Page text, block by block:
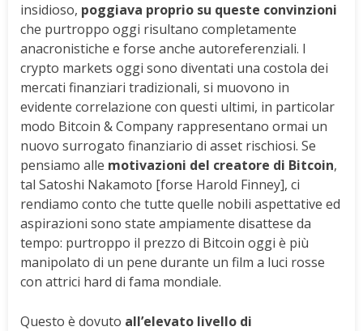
insidioso, poggiava proprio su queste convinzioni
che purtroppo oggi risultano completamente
anacronistiche e forse anche autoreferenziali. I
crypto markets oggi sono diventati una costola dei
mercati finanziari tradizionali, si muovono in
evidente correlazione con questi ultimi, in particolar
modo Bitcoin & Company rappresentano ormai un
nuovo surrogato finanziario di asset rischiosi. Se
pensiamo alle motivazioni del creatore di Bitcoin,
tal Satoshi Nakamoto [forse Harold Finney], ci
rendiamo conto che tutte quelle nobili aspettative ed
aspirazioni sono state ampiamente disattese da
tempo: purtroppo il prezzo di Bitcoin oggi è più
manipolato di un pene durante un film a luci rosse
con attrici hard di fama mondiale.
Questo è dovuto all’elevato livello di